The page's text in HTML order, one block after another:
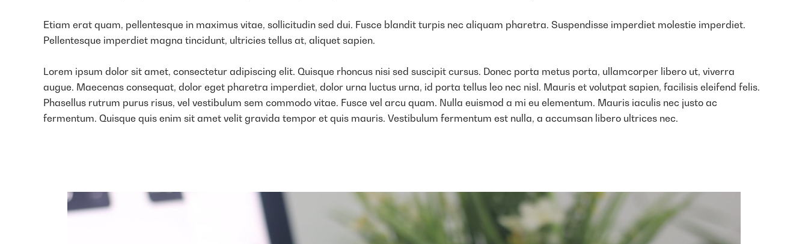
Etiam erat quam, pellentesque in maximus vitae, sollicitudin sed dui. Fusce blandit turpis nec aliquam pharetra. Suspendisse imperdiet molestie imperdiet.
Pellentesque imperdiet magna tincidunt, ultricies tellus at, aliquet sapien.
Lorem ipsum dolor sit amet, consectetur adipiscing elit. Quisque rhoncus nisi sed suscipit cursus. Donec porta metus porta, ullamcorper libero ut, viverra
augue. Maecenas consequat, dolor eget pharetra imperdiet, dolor urna luctus urna, id porta tellus leo nec nisl. Mauris et volutpat sapien, facilisis eleifend felis.
Phasellus rutrum purus risus, vel vestibulum sem commodo vitae. Fusce vel arcu quam. Nulla euismod a mi eu elementum. Mauris iaculis nec justo ac
fermentum. Quisque quis enim sit amet velit gravida tempor et quis mauris. Vestibulum fermentum est nulla, a accumsan libero ultrices nec.